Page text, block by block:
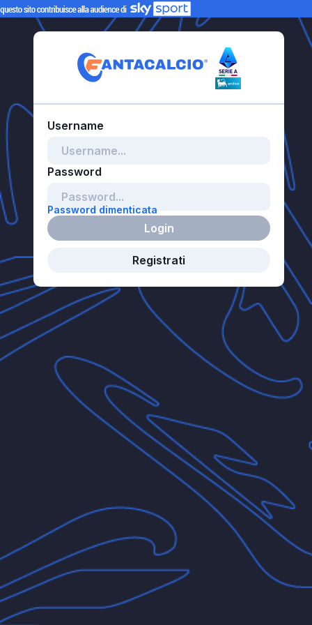
Password dimenticata
Login
Registrati